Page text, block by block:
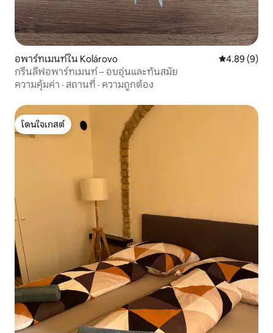
อพาร์ทเมนท์ใน Kolárovo คะแนนเฉลี่ย
4.89 (9)
กรีนลีฟอพาร์ทเมนท์ – อบอุ่นและทันสมัย
ความคุ้มค่า · สถานที่ · ความถูกต้อง
โดนใจเกสต์
โดนใจเกสต์